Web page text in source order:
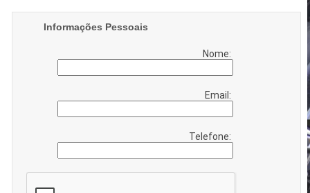
Informações Pessoais
Nome:
Email:
Telefone: